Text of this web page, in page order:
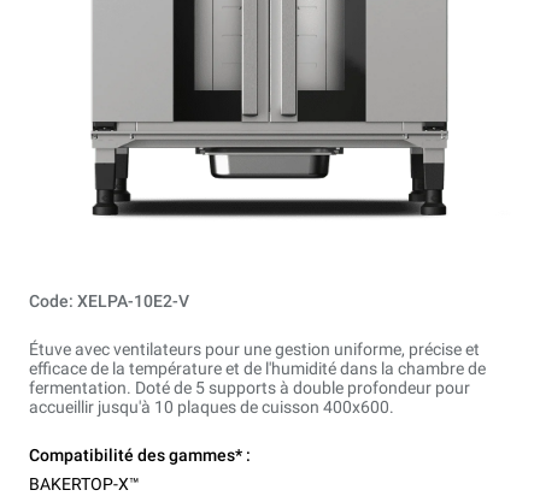
Code: XELPA-10E2-V
Étuve avec ventilateurs pour une gestion uniforme, précise et
efficace de la température et de l'humidité dans la chambre de
fermentation. Doté de 5 supports à double profondeur pour
accueillir jusqu'à 10 plaques de cuisson 400x600.
Compatibilité des gammes* :
BAKERTOP-X™